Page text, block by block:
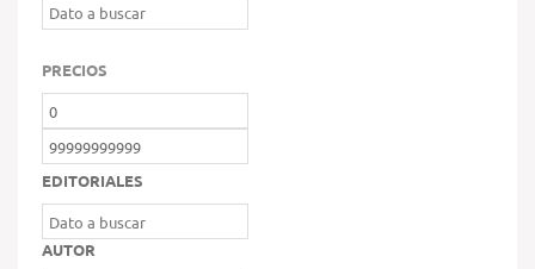
PRECIOS
EDITORIALES
AUTOR